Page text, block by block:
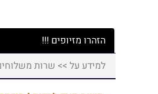
הזהרו מזיופים !!!
למידע על >> שרות